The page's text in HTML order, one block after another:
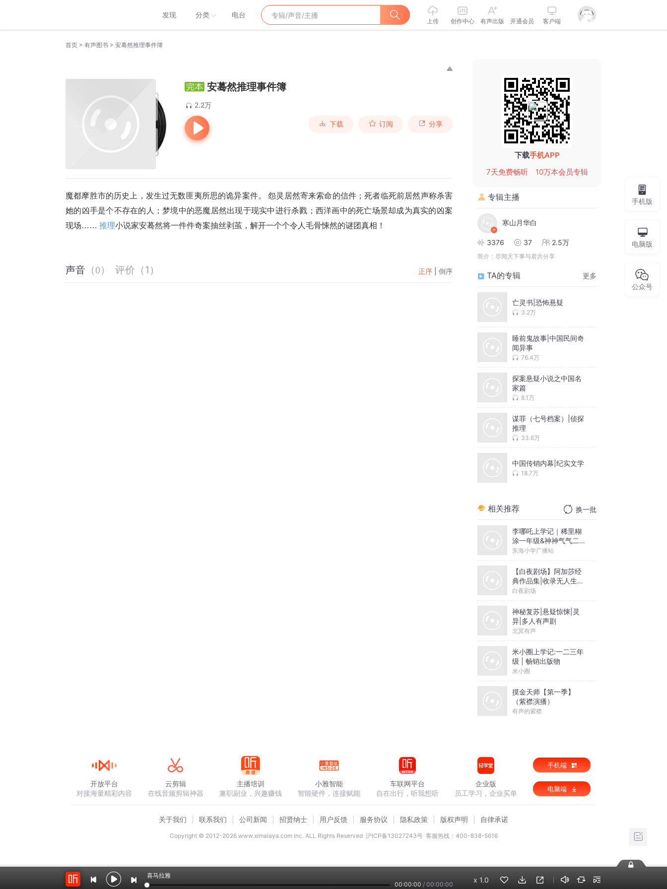
发现 分类 电台
上传 创作中心 有声出版 开通会员 客户端
首页 > 有声图书 > 安蓦然推理事件簿
安蓦然推理事件簿
2.2万
下载 订阅 分享
魔都摩胜市的历史上，发生过无数匪夷所思的诡异案件。 怨灵居然寄来索命的信件；死者临死前居然声称杀害
她的凶手是个不存在的人；梦境中的恶魔居然出现于现实中进行杀戮；西洋画中的死亡场景却成为真实的凶案
现场…… 推理小说家安蓦然将一件件奇案抽丝剥茧，解开一个个令人毛骨悚然的谜团真相！
声音 （0） 评价 （1 ） 正序 倒序
下载手机APP
7天免费畅听
10万本会员专辑
专辑主播
寒山月华白
3376 37 2.5万
简介： 尽闻天下事与君共分享
TA的专辑 更多
亡灵书|恐怖悬疑
3.2万
睡前鬼故事|中国民间奇
闻异事
76.4万
探案悬疑小说之中国名
家篇
8.1万
谋罪（七号档案）|侦探
推理
33.6万
中国传销内幕|纪实文学
18.7万
相关推荐 换一批
李哪吒上学记｜稀里糊
涂一年级&神神气气二年
级
东海小学广播站
【白夜剧场】阿加莎经
典作品集|收录无人生还
等作品
白夜剧场
神秘复苏|悬疑惊悚|灵
异|多人有声剧
北冥有声
米小圈上学记:一二三年
级 | 畅销出版物
米小圈
摸金天师【第一季】
（紫襟演播）
有声的紫襟
手机版
电脑版
公众号
喜马拉雅
00:00:00 / 00:00:00
x 1.0
开放平台
对接海量精彩内容
云剪辑
在线音频剪辑神器
主播培训
兼职副业，兴趣赚钱
小雅智能
智能硬件，连接赋能
车联网平台
自在出行，听我想听
企业版
员工学习，企业买单
手机端
电脑端
关于我们 联系我们 公司新闻 招贤纳士 用户反馈 服务协议 隐私政策 版权声明 自律承诺
Copyright © 2012-2026www.ximalaya.com lnc. ALL Rights Reserved 沪ICP备13027243号 客服热线：400-838-5616